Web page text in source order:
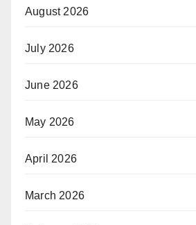
August 2026
July 2026
June 2026
May 2026
April 2026
March 2026